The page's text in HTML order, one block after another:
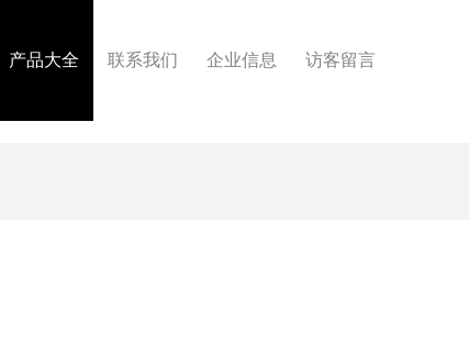
产品大全 联系我们 企业信息 访客留言